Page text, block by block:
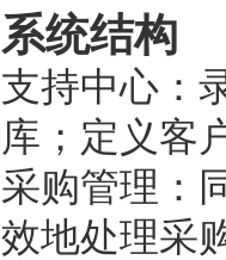
系统结构
支持中心：
库；定义客
采购管理：
效地处理采